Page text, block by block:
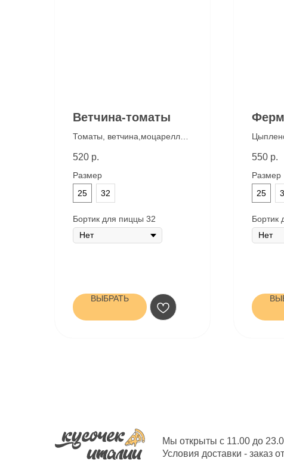
Ветчина-томаты
Томаты, ветчина,моцарелла,
соус, соус песто
520 р.
Размер
25
32
Бортик для пиццы 32
ВЫБРАТЬ
550 р.
Размер
25
Бортик
Мы открыты с 11.00 до
Условия доставки - заказ